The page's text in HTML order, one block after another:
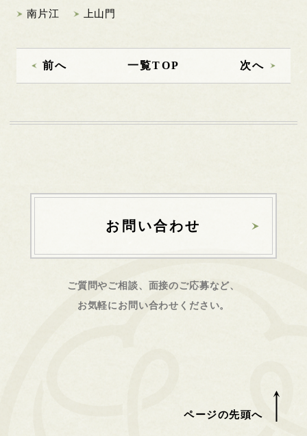
南片江
上山門
前へ 一覧TOP 次へ
お問い合わせ
ご質問やご相談、面接のご応募など、
お気軽にお問い合わせください。
ページの先頭へ